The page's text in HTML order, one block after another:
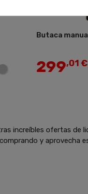
Butaca
299,01 €
increíbles ofertas de
y